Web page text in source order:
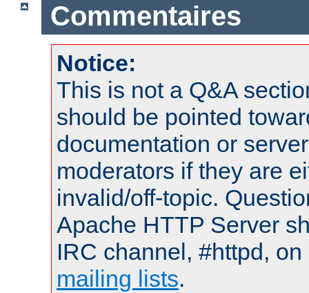
Commentaires
Notice:
This is not a Q&A
should be pointed
documentation or
moderators if they are
invalid/off-topic.
Apache HTTP Server
IRC channel, #httpd,
mailing lists.